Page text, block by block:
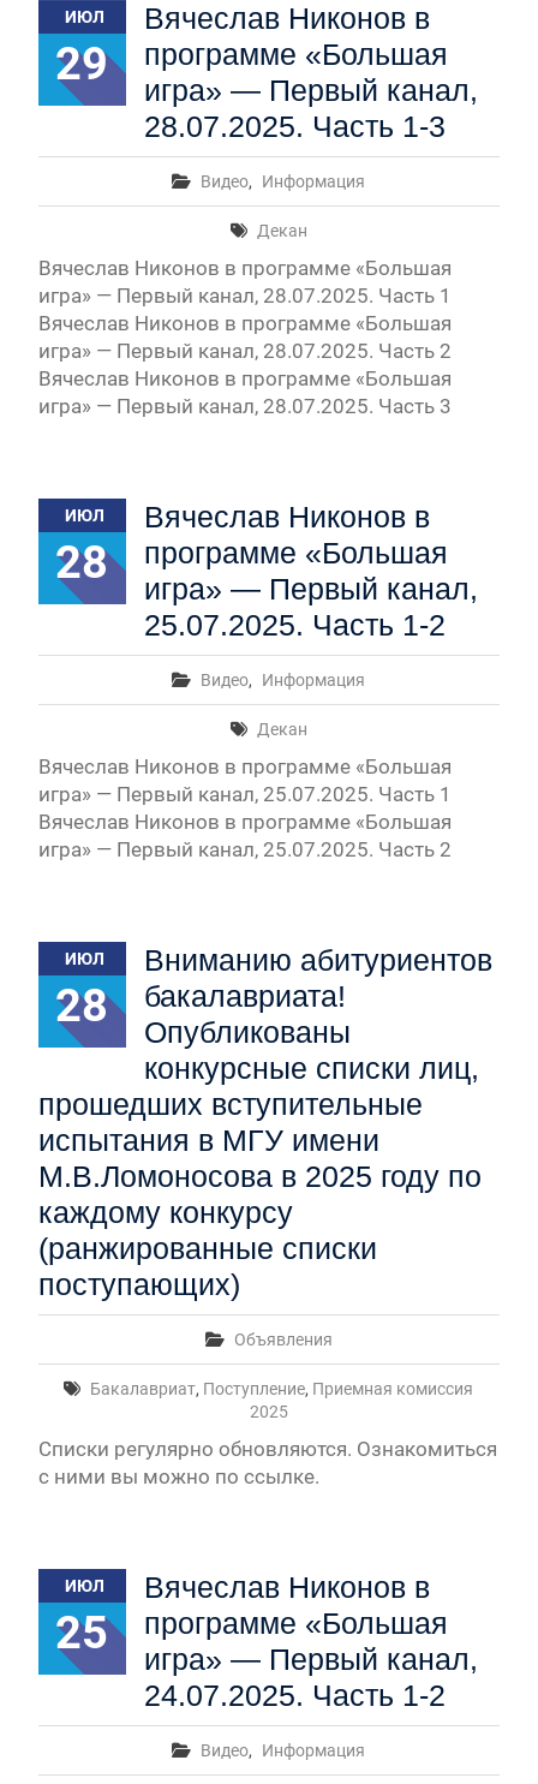
ИЮЛ
29
Вячеслав Никонов в
программе «Большая
игра» — Первый канал,
28.07.2025. Часть 1-3
Видео, Информация
Декан
Вячеслав Никонов в программе «Большая
игра» — Первый канал, 28.07.2025. Часть 1
Вячеслав Никонов в программе «Большая
игра» — Первый канал, 28.07.2025. Часть 2
Вячеслав Никонов в программе «Большая
игра» — Первый канал, 28.07.2025. Часть 3
ИЮЛ
28
Вячеслав Никонов в
программе «Большая
игра» — Первый канал,
25.07.2025. Часть 1-2
Видео, Информация
Декан
Вячеслав Никонов в программе «Большая
игра» — Первый канал, 25.07.2025. Часть 1
Вячеслав Никонов в программе «Большая
игра» — Первый канал, 25.07.2025. Часть 2
ИЮЛ
28
Вниманию абитуриентов
бакалавриата!
Опубликованы
конкурсные списки лиц,
прошедших вступительные
испытания в МГУ имени
М.В.Ломоносова в 2025 году по
каждому конкурсу
(ранжированные списки
поступающих)
Объявления
Бакалавриат, Поступление, Приемная комиссия
2025
Списки регулярно обновляются. Ознакомиться
с ними вы можно по ссылке.
ИЮЛ
25
Вячеслав Никонов в
программе «Большая
игра» — Первый канал,
24.07.2025. Часть 1-2
Видео, Информация